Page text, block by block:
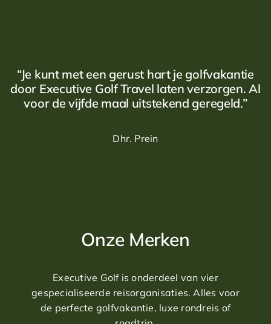
“Je kunt met een gerust hart je golfvakantie
door Executive Golf Travel laten verzorgen. Al
voor de vijfde maal uitstekend geregeld.”
Dhr. Prein
Onze Merken
Executive Golf is onderdeel van vier
gespecialiseerde reisorganisaties. Alles voor
de perfecte golfvakantie, luxe rondreis of